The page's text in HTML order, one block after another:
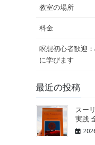
教室の場所
料金
瞑想初心者歓迎
に学びます
最近の投稿
スー
実践